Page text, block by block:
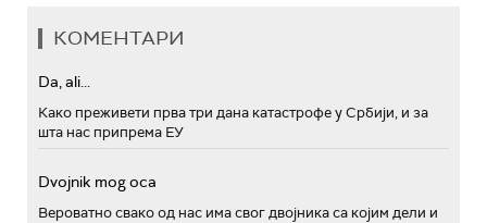
КОМЕНТАРИ
Da, ali...
Како преживети прва три дана катастрофе у Србији, и за
шта нас припрема ЕУ
Dvojnik mog oca
Вероватно свако од нас има свог двојника са којим дели и